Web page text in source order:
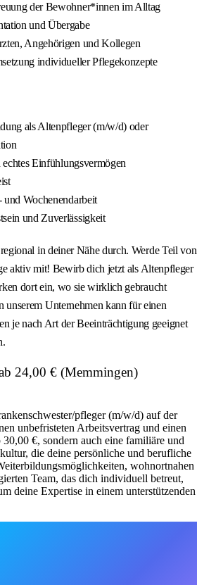
der Bewohner*innen im Alltag
und Übergabe
Angehörigen und Kollegen
individueller Pflegekonzepte
als Altenpfleger (m/w/d) oder
Einfühlungsvermögen
und Wochenendarbeit
und Zuverlässigkeit
in deiner Nähe durch. Werde Teil von
aktiv mit! Bewirb dich jetzt als Altenpfleger
dort ein, wo sie wirklich gebraucht
unserem Unternehmen kann für einen
je nach Art der Beeinträchtigung geeignet
24,00 € (Memmingen)
pfleger (m/w/d) auf der
unbefristeten Arbeitsvertrag und einen
€, sondern auch eine familiäre und
die deine persönliche und berufliche
wohnortnahen
Team, das dich individuell betreut,
deine Expertise in einem unterstützenden